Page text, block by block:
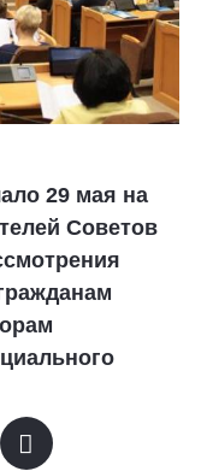
29 мая на
Советов